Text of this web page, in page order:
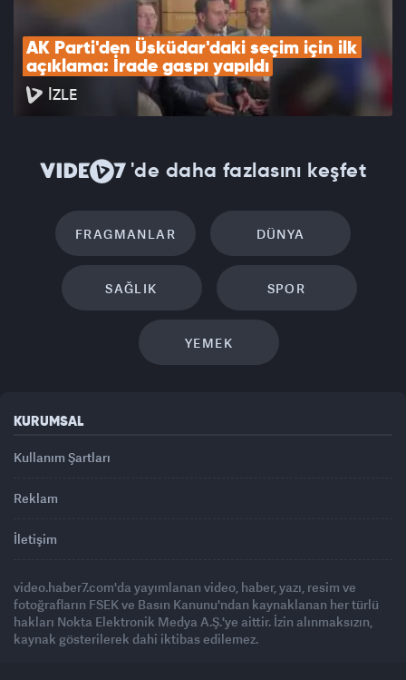
AK Parti'den Üsküdar'daki seçim için ilk
açıklama: İrade gaspı yapıldı
İZLE
'de daha fazlasını keşfet
FRAGMANLAR DÜNYA
SAĞLIK SPOR
YEMEK
KURUMSAL
Kullanım Şartları
Reklam
İletişim
video.haber7.com'da yayımlanan video, haber, yazı, resim ve
fotoğrafların FSEK ve Basın Kanunu'ndan kaynaklanan her türlü
hakları Nokta Elektronik Medya A.Ş.'ye aittir. İzin alınmaksızın,
kaynak gösterilerek dahi iktibas edilemez.